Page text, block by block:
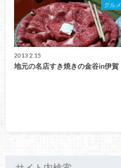
グルメ
2013.2.15
地元の名店すき焼きの金谷in伊賀